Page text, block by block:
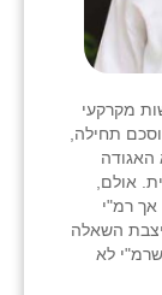
מקרקעי
תחילה,
האגודה
אולם,
רמ"י
השאלה
לא